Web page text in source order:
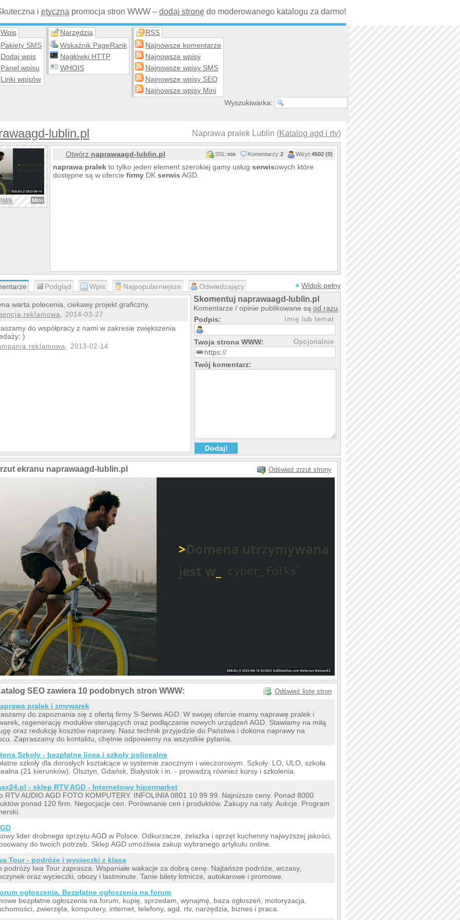
i etyczna promocja stron WWW – dodaj stronę do moderowanego katalogu za darmo!
Wpis
Pakiety SMS
Dodaj wpis
Panel wpisu
Linki wpisów
Narzędzia
Wskaźnik PageRank
Nagłówki HTTP
WHOIS
RSS
Najnowsze komentarze
Najnowsze wpisy
Najnowsze wpisy SMS
Najnowsze wpisy SEO
Najnowsze wpisy Mini
Wyszukiwarka:
lublin.pl Naprawa pralek Lublin (Katalog agd i rtv)
a Mini
Otwórz naprawaagd-lublin.pl SSL:nie Komentarzy:2 Wizyt:4502 (0)
naprawa pralek to tylko jeden element szerokiej gamy usług serwisowych które
dostępne są w ofercie firmy DK serwis AGD.
Podgląd Wpis Najpopularniejsze Odwiedzający Widok pełny
warta polecenia, ciekawy projekt graficzny.
reklamowa, 2014-03-27
do współpracy z nami w zakresie zwiększenia
)
reklamowa, 2013-02-14
Skomentuj naprawaagd-lublin.pl
Komentarze / opinie publikowane są od razu
Podpis:
Imię lub temat
Twoja strona WWW: Opcjonalnie
Twój komentarz:
ekranu naprawaagd-lublin.pl Odśwież zrzut strony
SEO zawiera 10 podobnych stron WWW: Odśwież listę stron
pralek i zmywarek
do zapoznania się z ofertą firmy S-Serwis AGD. W swojej ofercie mamy naprawę pralek i
regenerację modułów sterujących oraz podłączanie nowych urządzeń AGD. Stawiamy na miłą
oraz redukcję kosztów naprawy. Nasz technik przyjedzie do Państwa i dokona naprawy na
Zapraszamy do kontaktu, chętnie odpowiemy na wszystkie pytania.
Szkoły - bezpłatne licea i szkoły policealne
szkoły dla dorosłych kształcące w systemie zaocznym i wieczorowym. Szkoły: LO, ULO, szkoła
(21 kierunków). Olsztyn, Gdańsk, Białystok i in. - prowadzą również kursy i szkolenia.
- sklep RTV AGD - Internetowy hipermarket
RTV AUDIO AGD FOTO KOMPUTERY. INFOLINIA 0801 10 99 99. Najniższe ceny. Ponad 8000
ponad 120 firm. Negocjacje cen. Porównanie cen i produktów. Zakupy na raty. Aukcje. Program
lider drobnego sprzętu AGD w Polsce. Odkurzacze, żelazka i sprzęt kuchenny najwyższej jakości,
do twoich potrzeb. Sklep AGD umożliwia zakup wybranego artykułu online.
Tour - podróże i wycieczki z klasą
podróży Iwa Tour zaprasza. Wspaniałe wakacje za dobrą cenę. Najtańsze podróże, wczasy,
oraz wycieczki, obozy i lastminute. Tanie bilety lotnicze, autokarowe i promowe.
ogłoszenia. Bezpłatne ogłoszenia na forum
bezpłatne ogłoszenia na forum, kupię, sprzedam, wynajmę, baza ogłoszeń, motoryzacja,
zwierzęta, komputery, internet, telefony, agd, rtv, narzędzia, biznes i praca.